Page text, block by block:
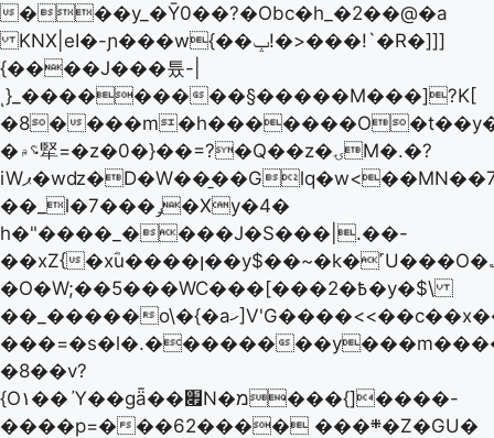
���y_�Ȳ0��?�Obc�h_�2��@�a
KNX|eI�-ɲ���w{��ݒ!�>���!`�R�]]]
{����J���튰-|
ͺ}_���������§�����M���]?K[
�8�
�؝۾㹂=�z�0�}��=?�Q��z�ۍM�.�?
iWޕ�wǳ�D�W��̱��Glq�w<��MN��7�]�D͑�fW�2��v?
��_l�ݛ���7�Xy�4�
h�"����_����J�S���|.��-
��xZ{�xؓu����ן��y$��~�k�˹U���O�؎��P���h����?
�O�W;��5���WC���[���2�߿�y�$\
��_�����o\�{�aހ]V'G����<<��c��x��z�!
���=�s�l�.������
�8��v?
{O۱�� Ύ��gǟ��׏N�מ���{]����-
����p=���6܍��� ����2�Z�GU�